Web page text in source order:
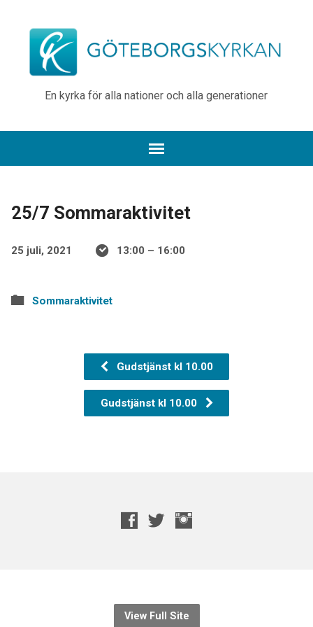
En kyrka för alla nationer och alla generationer
25/7 Sommaraktivitet
25 juli, 2021 13:00 – 16:00
Sommaraktivitet
Gudstjänst kl 10.00
Gudstjänst kl 10.00
View Full Site